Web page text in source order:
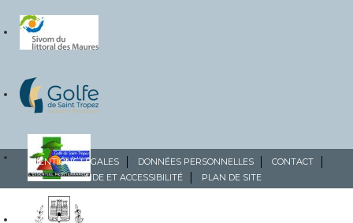
MENTIONS LÉGALES DONNÉES PERSONNELLES
CONTACT
AIDE ET ACCESSIBILITÉ
PLAN DE SITE